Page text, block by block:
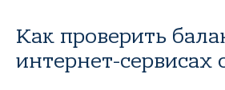
Как проверить
интернет-сервисах